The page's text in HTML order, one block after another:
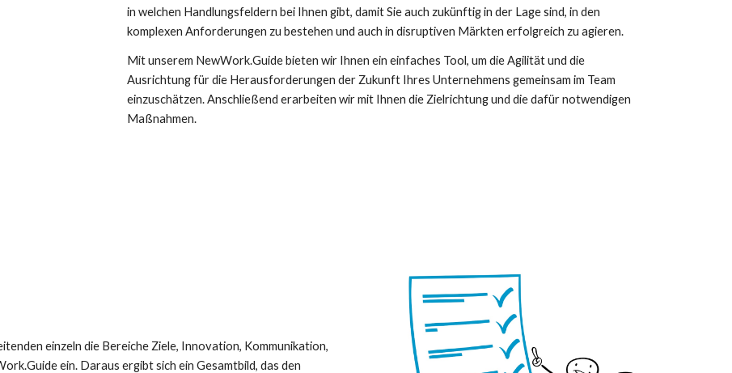
in welchen Handlungsfeldern bei Ihnen gibt, damit Sie auch zukünftig in der Lage sind, in den
komplexen Anforderungen zu bestehen und auch in disruptiven Märkten erfolgreich zu agieren.
Mit unserem NewWork.Guide bieten wir Ihnen ein einfaches Tool, um die Agilität und die
Ausrichtung für die Herausforderungen der Zukunft Ihres Unternehmens gemeinsam im Team
einzuschätzen. Anschließend erarbeiten wir mit Ihnen die Zielrichtung und die dafür notwendigen
Maßnahmen.
einzeln die Bereiche Ziele, Innovation, Kommunikation,
ein. Daraus ergibt sich ein Gesamtbild, das den